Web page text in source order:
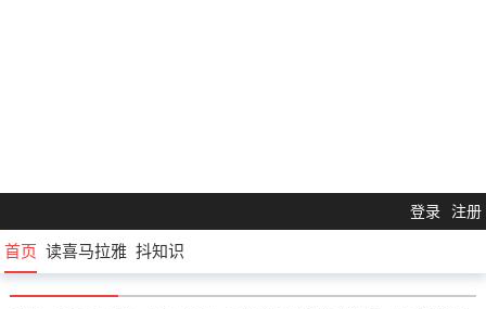
登录 注册
首页 读喜马拉雅 抖知识